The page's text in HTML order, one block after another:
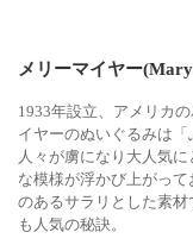
メリーマイヤー
1933年設立、アメリカ
イヤーのぬいぐるみは
人々が虜になり大人気
な模様が浮かび上がっ
のあるサラリとした素
も人気の秘訣。